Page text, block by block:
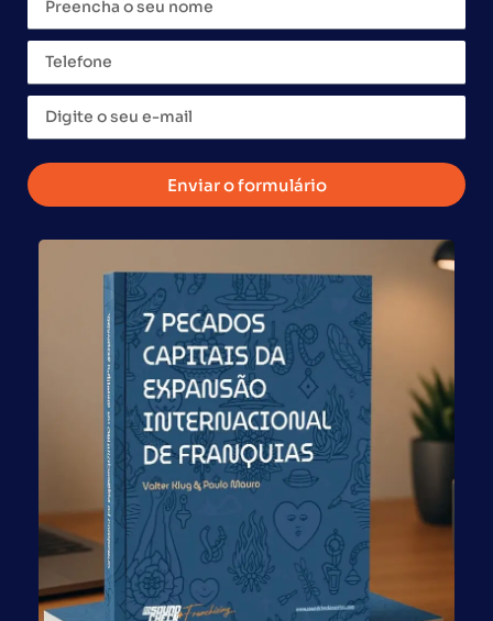
falando quem importa da China é a Trading americana.
Este é um processo utilizado por muitas empresas
brasileiras que preferem pagar por esse serviço do que
ter surpresas desagradáveis. E o que se paga sempre
compensa. Muitas empresas que já importam
adotando o formato da triangulação para corrigir uma
série de problemas. Faz-se muito importante considerar
comercial da China e o cuidado com que os chineses
tratam os americanos é indiscutivelmente diferenciado.
Então, concluindo, na teoria importar é muito bom e
lucrativo, mas ter sucesso como resultado prático
depende de fatores que na maioria das vezes deve-se
deixar na mão dos especialistas.
Global Franchise
POST ANTERIOR
Governo Americano vai dobrar o valor de investimento para quem quer obter o visto através do programa EB-5.
POST SEGUINTE
Enviar o formulário